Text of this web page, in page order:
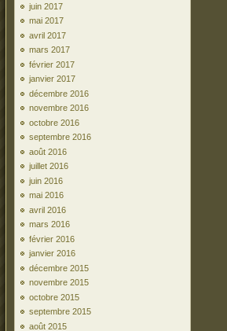
juin 2017
mai 2017
avril 2017
mars 2017
février 2017
janvier 2017
décembre 2016
novembre 2016
octobre 2016
septembre 2016
août 2016
juillet 2016
juin 2016
mai 2016
avril 2016
mars 2016
février 2016
janvier 2016
décembre 2015
novembre 2015
octobre 2015
septembre 2015
août 2015